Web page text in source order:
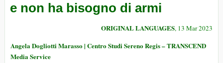
e non ha bisogno di armi
ORIGINAL LANGUAGES, 13 Mar 2023
Angela Dogliotti Marasso | Centro Studi Sereno Regis – TRANSCEND
Media Service